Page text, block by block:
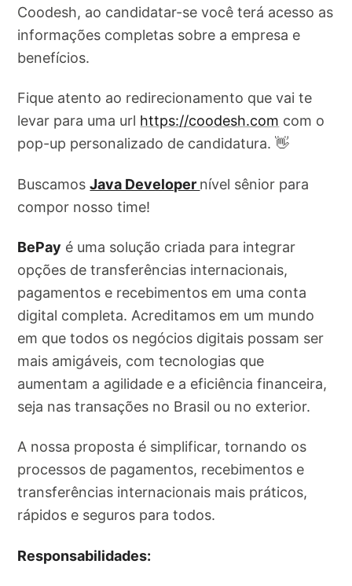
Coodesh, ao candidatar-se você terá acesso as
informações completas sobre a empresa e
benefícios.
Fique atento ao redirecionamento que vai te
levar para uma url https://coodesh.com com o
pop-up personalizado de candidatura. 👋
BuscamosJava Developer nível sênior para
compor nosso time!
BePay é uma solução criada para integrar
opções de transferências internacionais,
pagamentos e recebimentos em uma conta
digital completa. Acreditamos em um mundo
em que todos os negócios digitais possam ser
mais amigáveis, com tecnologias que
aumentam a agilidade e a eficiência financeira,
seja nas transações no Brasil ou no exterior.
A nossa proposta é simplificar, tornando os
processos de pagamentos, recebimentos e
transferências internacionais mais práticos,
rápidos e seguros para todos.
Responsabilidades: